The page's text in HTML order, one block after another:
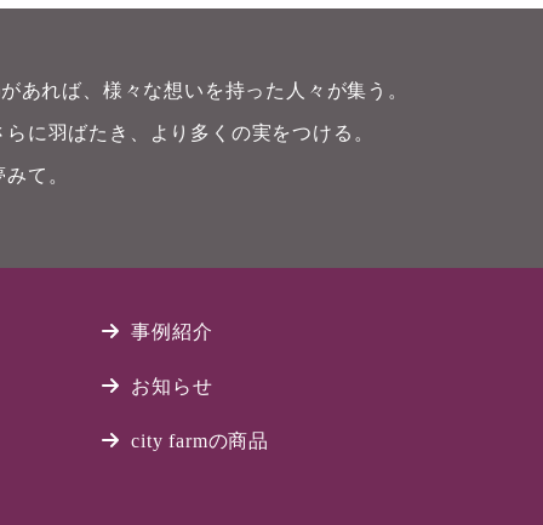
あれば、様々な想いを持った人々が集う。
に羽ばたき、より多くの実をつける。
て。
事例紹介
お知らせ
city farmの商品